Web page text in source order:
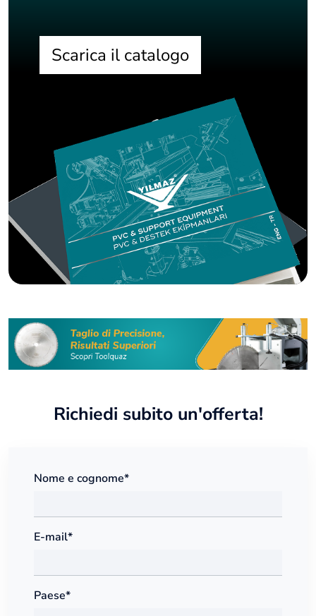
Scarica il catalogo
Richiedi subito un'offerta!
Nome e cognome*
E-mail*
Paese*